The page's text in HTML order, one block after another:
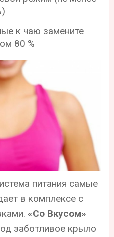
к чаю замените
80 %
питания самые
в комплексе с
«Со Вкусом»
заботливое крыло